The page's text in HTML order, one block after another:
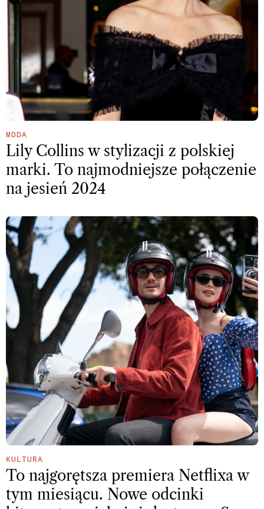
MODA
Lily Collins w stylizacji z polskiej
marki. To najmodniejsze połączenie
na jesień 2024
KULTURA
To najgorętsza premiera Netflixa w
tym miesiącu. Nowe odcinki